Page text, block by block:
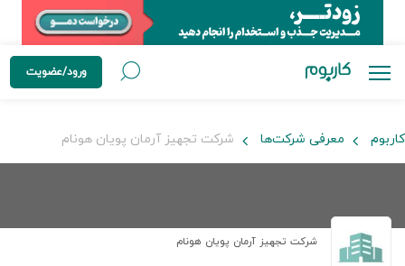
ورود/عضویت
کاربوم معرفی شرکت‌ها شرکت تجهیز آرمان پویان هونام
شرکت تجهیز آرمان پویان هونام